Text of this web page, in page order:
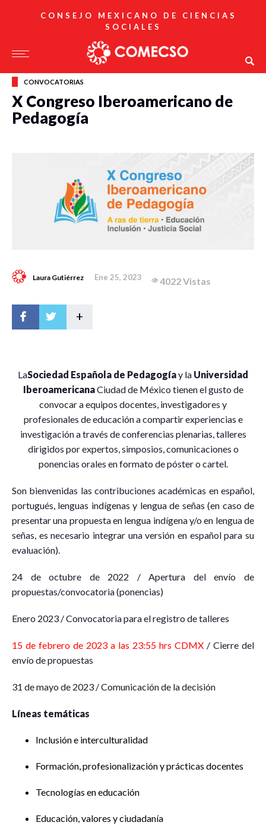
CONSEJO MEXICANO DE CIENCIAS
SOCIALES
CONVOCATORIAS
X Congreso Iberoamericano de
Pedagogía
Laura Gutiérrez Ene 25, 2023 4022 Vistas
+
LaSociedad Española de Pedagogíay la Universidad
IberoamericanaCiudad de México tienen el gusto de
convocar a equipos docentes, investigadores y
profesionales de educación a compartir experiencias e
investigación a través de conferencias plenarias, talleres
dirigidos por expertos, simposios, comunicaciones o
ponencias orales en formato de póster o cartel.
Son bienvenidas las contribuciones académicas en español,
portugués, lenguas indígenas y lengua de señas (en caso de
presentar una propuesta en lengua indígena y/o en lengua de
señas, es necesario integrar una versión en español para su
evaluación).
24 de octubre de 2022 / Apertura del envío de
propuestas/convocatoria (ponencias)
Enero 2023 / Convocatoria para el registro de talleres
15 de febrero de 2023 a las 23:55 hrs CDMX / Cierre del
envío de propuestas
31 de mayo de 2023 / Comunicación de la decisión
Líneas temáticas
Inclusión e interculturalidad
Formación, profesionalización y prácticas docentes
Tecnologías en educación
Educación, valores y ciudadanía